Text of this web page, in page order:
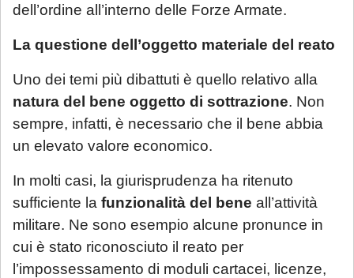
dell’ordine all’interno delle Forze Armate.
La questione dell’oggetto materiale del reato
Uno dei temi più dibattuti è quello relativo alla
natura del bene oggetto di sottrazione. Non
sempre, infatti, è necessario che il bene abbia
un elevato valore economico.
In molti casi, la giurisprudenza ha ritenuto
sufficiente la funzionalità del bene all’attività
militare. Ne sono esempio alcune pronunce in
cui è stato riconosciuto il reato per
l’impossessamento di moduli cartacei, licenze,